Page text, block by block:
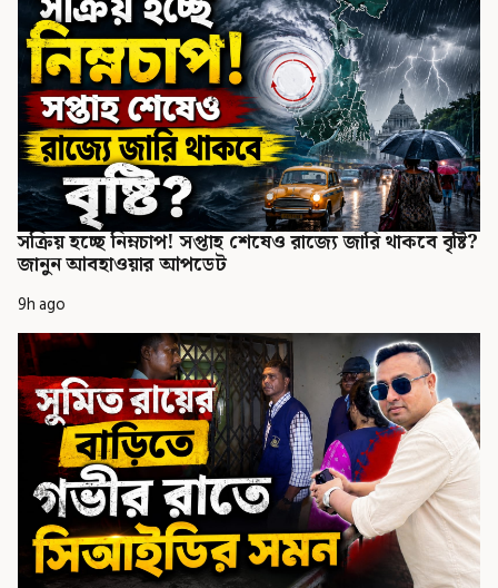
সক্রিয় হচ্ছে নিম্নচাপ! সপ্তাহ শেষেও রাজ্যে জারি থাকবে বৃষ্টি?
জানুন আবহাওয়ার আপডেট
9h ago